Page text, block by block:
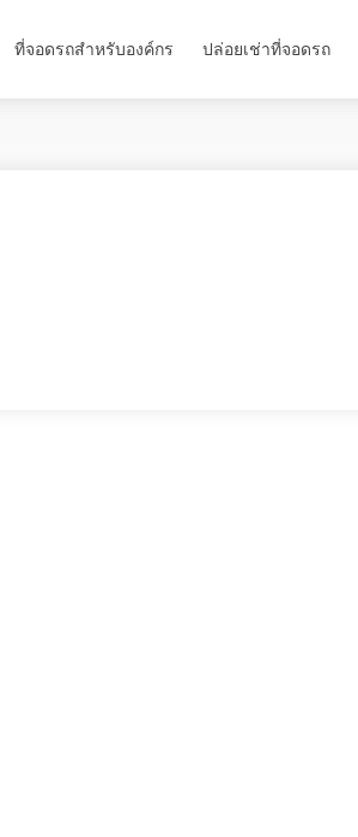
ที่จอดรถสำหรับองค์กร ปล่อยเช่าที่จอดรถ